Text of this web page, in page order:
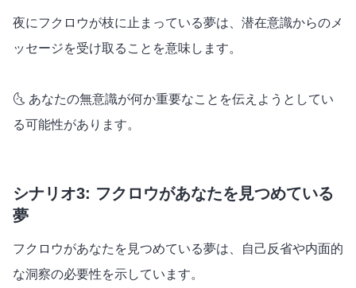
夜にフクロウが枝に止まっている夢は、潜在意識からのメ
ッセージを受け取ることを意味します。
🌜 あなたの無意識が何か重要なことを伝えようとしてい
る可能性があります。
シナリオ3: フクロウがあなたを見つめている
夢
フクロウがあなたを見つめている夢は、自己反省や内面的
な洞察の必要性を示しています。